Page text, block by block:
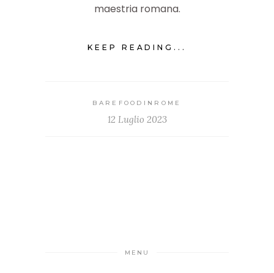
maestria romana.
KEEP READING...
BAREFOODINROME
12 Luglio 2023
MENU